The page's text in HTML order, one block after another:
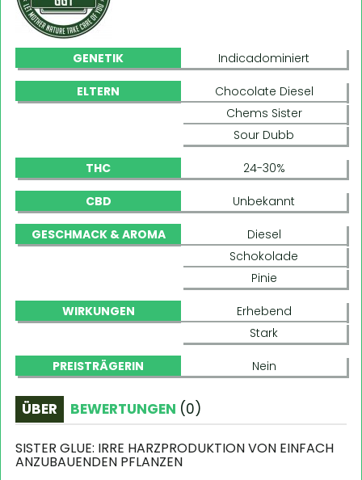
GENETIK Indicadominiert
ELTERN
Chocolate Diesel
Chems Sister
Sour Dubb
THC 24-30%
CBD Unbekannt
GESCHMACK & AROMA
Diesel
Schokolade
Pinie
WIRKUNGEN
Erhebend
Stark
PREISTRÄGERIN Nein
ÜBER BEWERTUNGEN (0)
SISTER GLUE: IRRE HARZPRODUKTION VON EINFACH
ANZUBAUENDEN PFLANZEN